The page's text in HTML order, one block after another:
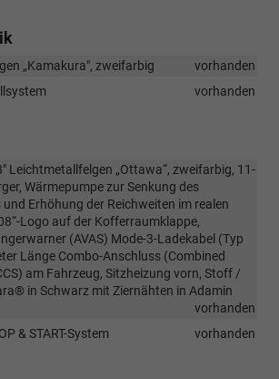
„Kamakura", zweifarbig
vorhanden
vorhanden
Leichtmetallfelgen „Ottawa“, zweifarbig, 11-
Wärmepumpe zur Senkung des
Erhöhung der Reichweiten im realen
Logo auf der Kofferraumklappe,
(AVAS) Mode-3-Ladekabel (Typ
Länge Combo-Anschluss (Combined
am Fahrzeug, Sitzheizung vorn, Stoff /
in Schwarz mit Ziernähten in Adamin
vorhanden
& START-System
vorhanden